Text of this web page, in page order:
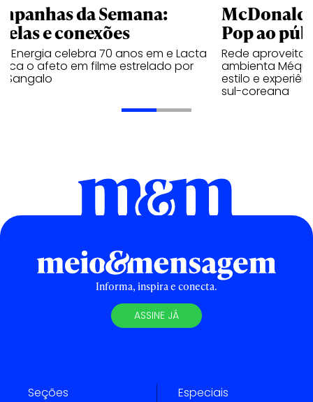
da Semana:
e conexões
Energia celebra 70 anos em e Lacta
o afeto em filme estrelado por
Sangalo
Pop ao
Rede aproveita
ambienta Méqui
estilo e
sul-coreana
Informa, inspira e conecta.
ASSINE JÁ
Seções Especiais